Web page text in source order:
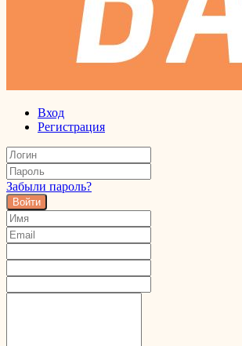
Вход
Регистрация
Забыли пароль?
Войти